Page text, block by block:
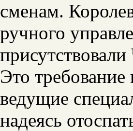
сменам.
ручного
Это
ведущие
надеясь